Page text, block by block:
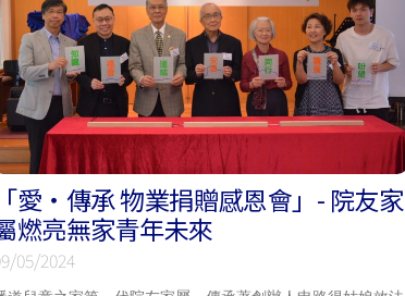
「愛‧傳承 物業捐贈感恩會」- 院友家
燃亮無家青年未來
05/2024